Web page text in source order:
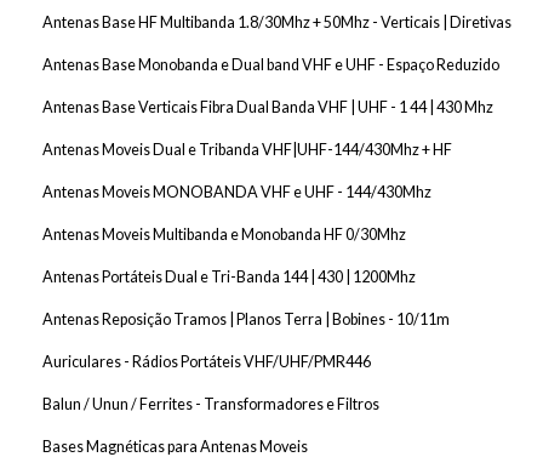
Tornos Para Electrónica
Antenas Base HF Multibanda 1.8/30Mhz + 50Mhz - Verticais | Diretivas
Antenas Base Monobanda e Dual band VHF e UHF - Espaço Reduzido
Antenas Base Verticais Fibra Dual Banda VHF | UHF - 1 44 | 430 Mhz
Antenas Moveis Dual e Tribanda VHF|UHF-144/430Mhz + HF
Antenas Moveis MONOBANDA VHF e UHF - 144/430Mhz
Antenas Moveis Multibanda e Monobanda HF 0/30Mhz
Antenas Portáteis Dual e Tri-Banda 144 | 430 | 1200Mhz
Antenas Reposição Tramos | Planos Terra | Bobines - 10/11m
Auriculares - Rádios Portáteis VHF/UHF/PMR446
Balun / Unun / Ferrites - Transformadores e Filtros
Bases Magnéticas para Antenas Moveis